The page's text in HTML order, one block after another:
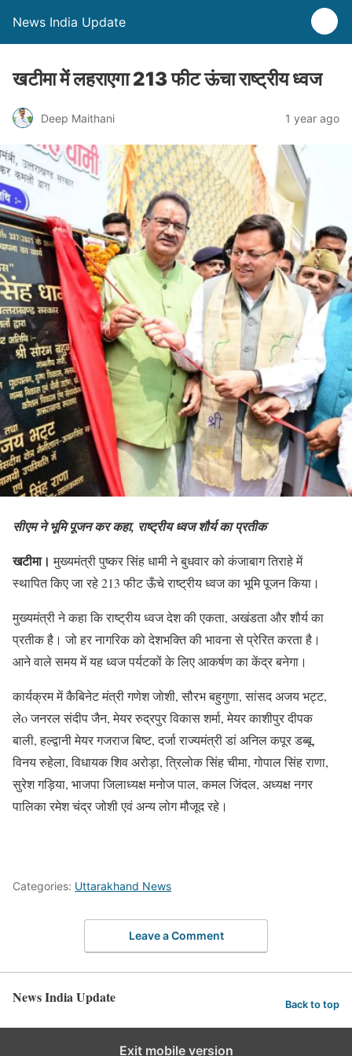
News India Update
खटीमा में लहराएगा 213 फीट ऊंचा राष्ट्रीय ध्वज
Deep Maithani 1 year ago
सीएम ने भूमि पूजन कर कहा, राष्ट्रीय ध्वज शौर्य का प्रतीक
खटीमा। मुख्यमंत्री पुष्कर सिंह धामी ने बुधवार को कंजाबाग तिराहे में
स्थापित किए जा रहे 213 फीट ऊँचे राष्ट्रीय ध्वज का भूमि पूजन किया।
मुख्यमंत्री ने कहा कि राष्ट्रीय ध्वज देश की एकता, अखंडता और शौर्य का
प्रतीक है। जो हर नागरिक को देशभक्ति की भावना से प्रेरित करता है।
आने वाले समय में यह ध्वज पर्यटकों के लिए आकर्षण का केंद्र बनेगा।
कार्यक्रम में कैबिनेट मंत्री गणेश जोशी, सौरभ बहुगुणा, सांसद अजय भट्ट,
लेo जनरल संदीप जैन, मेयर रुद्रपुर विकास शर्मा, मेयर काशीपुर दीपक
बाली, हल्द्वानी मेयर गजराज बिष्ट, दर्जा राज्यमंत्री डां अनिल कपूर डब्बू,
विनय रुहेला, विधायक शिव अरोड़ा, त्रिलोक सिंह चीमा, गोपाल सिंह राणा,
सुरेश गड़िया, भाजपा जिलाध्यक्ष मनोज पाल, कमल जिंदल, अध्यक्ष नगर
पालिका रमेश चंद्र जोशी एवं अन्य लोग मौजूद रहे।
Categories: Uttarakhand News
Leave a Comment
News India Update Back to top
Exit mobile version